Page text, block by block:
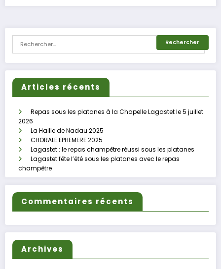
Articles récents
Repas sous les platanes à la Chapelle Lagastet le 5 juillet
2026
La Haille de Nadau 2025
CHORALE EPHEMERE 2025
Lagastet : le repas champêtre réussi sous les platanes
Lagastet fête l’été sous les platanes avec le repas
champêtre
Commentaires récents
Archives